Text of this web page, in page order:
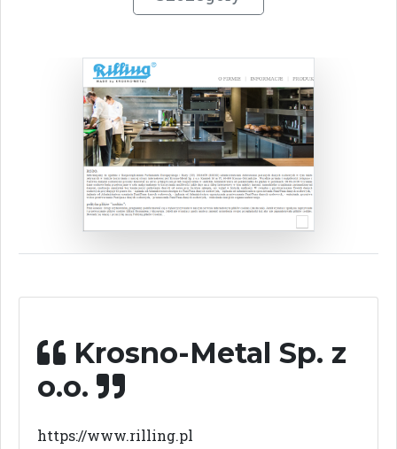
Krosno-Metal Sp. z
o.o.
https://www.rilling.pl